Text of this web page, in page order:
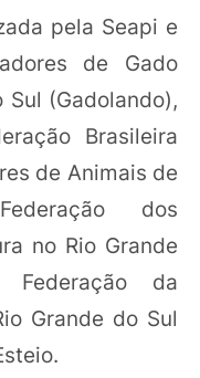
pela Seapi e
de Gado
Sul (Gadolando),
Brasileira
de Animais de
dos
no Rio Grande
da
Grande do Sul